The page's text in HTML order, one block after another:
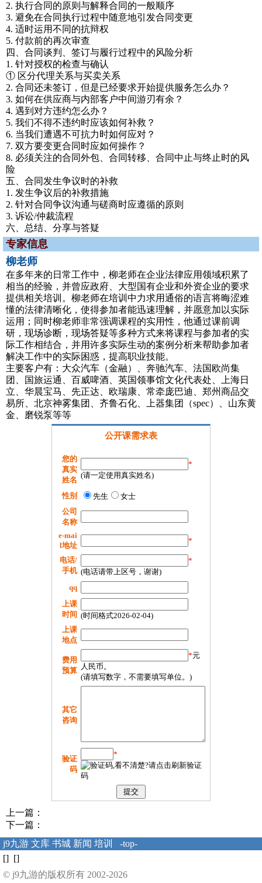
2. 执行合同的原则与解释合同的一般顺序
3. 避免在合同执行过程中随意地引发合同变更
4. 适时运用不同的抗辩权
5. 付款前的再次审查
四、合同谈判、签订与履行过程中的风险分析
1. 针对授权的检查与确认
① 区分代理关系与买卖关系
2. 合同还未签订，但是已经要求开始提供服务怎么办？
3. 如何在供应商与内部客户中间游刃有余？
4. 遇到对方违约怎么办？
5. 我们不得不违约时应该如何补救？
6. 当我们遭遇不可抗力时如何应对？
7. 双方要变更合同时应如何操作？
8. 必须关注的合同外包、合同转移、合同中止与终止时的风
险
五、合同发生争议时的补救
1. 发生争议后的补救措施
2. 针对合同争议沟通与磋商时应遵循的原则
3. 诉讼/仲裁流程
六、总结、分享与答疑
专家信息
柳老师
在多年来的日常工作中，柳老师在企业法律应用领域积累了
相当的经验，并曾应政府、大型国有企业和外资企业的要求
提供相关培训。柳老师在培训中力求用通俗的语言将晦涩难
懂的法律清晰化，使得参加者能迅速理解，并愿意加以实际
运用；同时柳老师非常强调课程的实用性，他通过课前调
研，现场诊断，现场答疑等多种方式来将课程与参加者的实
际工作相结合，并用许多实际生动的案例分析来帮助参加者
解决工作中的实际困惑，提高职业技能。
主要客户有：大众汽车（金融）、奔驰汽车、法国欧尚集
团、国旅运通、百威啤酒、英国领事馆文化代表处、上海日
立、华晨宝马、先正达、欧瑞康、常牵庞巴迪、郑州商品交
易所、北京神雾集团、齐鲁石化、上器集团（spec）、山东黄
金、磨锐泵等等
公开课需求表
您的
真实
姓名
*
(请一定使用真实姓名)
性别 先生
女士
公司
名称
e-mai
l地址
*
电话/
手机
*
(电话请带上区号，谢谢)
qq
上课
时间 (时间格式2026-02-04)
上课
地点
费用
预算
*元
人民币。
(请填写数字，不需要填写单位。)
其它
咨询
验证
码
*
上一篇：
下一篇：
j9九游 文库 书城 新闻 培训
-top-
[] []
© j9九游的版权所有 2002-2026